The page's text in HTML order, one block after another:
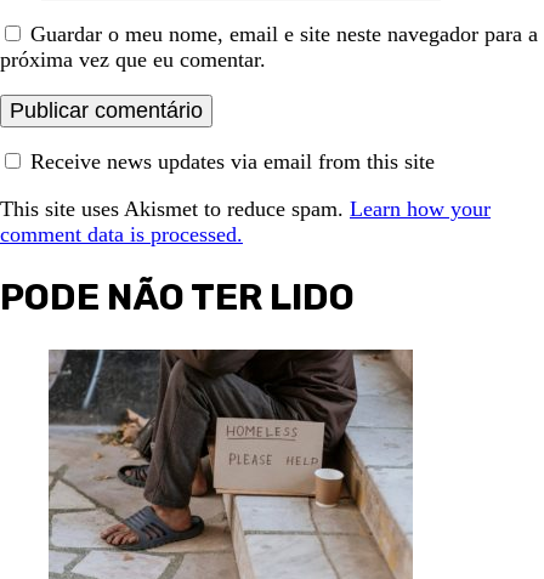
Guardar o meu nome, email e site neste navegador para a
próxima vez que eu comentar.
Receive news updates via email from this site
This site uses Akismet to reduce spam. Learn how your
comment data is processed.
PODE NÃO TER LIDO